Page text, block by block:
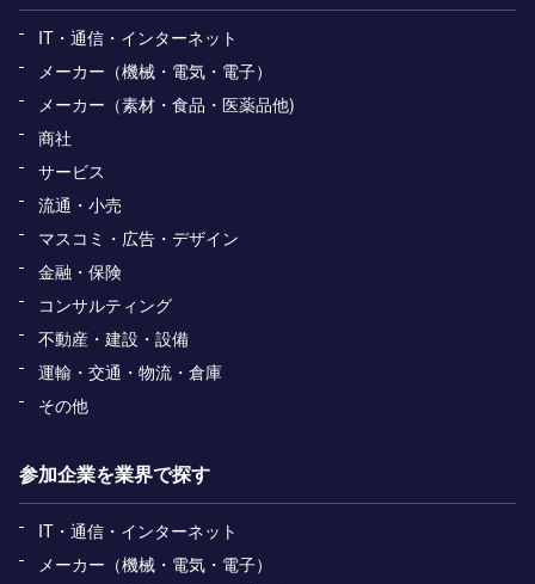
IT・通信・インターネット
メーカー（機械・電気・電子）
メーカー（素材・食品・医薬品他)
商社
サービス
流通・小売
マスコミ・広告・デザイン
金融・保険
コンサルティング
不動産・建設・設備
運輸・交通・物流・倉庫
その他
参加企業を業界で探す
IT・通信・インターネット
メーカー（機械・電気・電子）